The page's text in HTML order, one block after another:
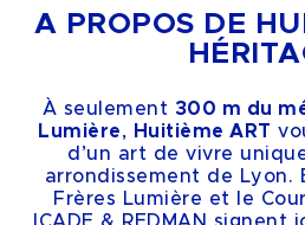
A PROPOS DE
À seulement 300 m du
Lumière, Huitième ART
d’un art de vivre
arrondissement de Lyon.
Frères Lumière et le